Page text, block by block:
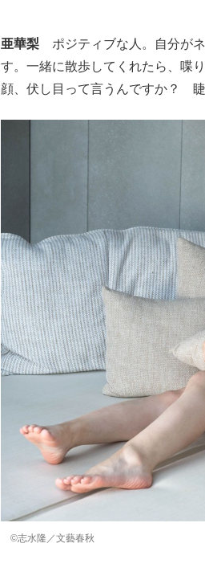
亜華梨 ポジティブな人。自分が
す。一緒に散歩してくれたら、喋
顔、伏し目って言うんですか？ 睫
©志水隆／文藝春秋